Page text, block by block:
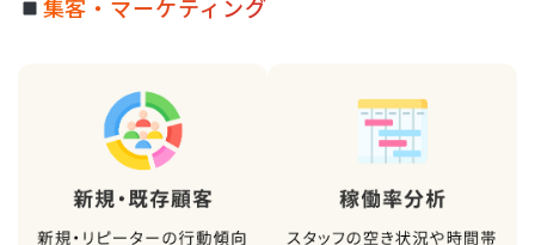
集客・マーケティング